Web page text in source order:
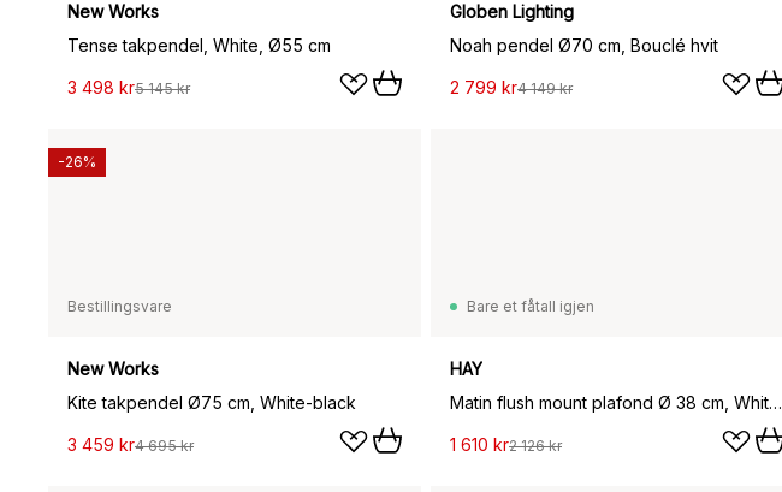
New Works
Tense takpendel, White, Ø55 cm
3 498 kr5 145 kr
Globen Lighting
Noah pendel Ø70 cm, Bouclé hvit
2 799 kr4 149 kr
Bestillingsvare
New Works
Kite takpendel Ø75 cm, White-black
3 459 kr4 695 kr
-26%
Bare et fåtall igjen
HAY
Matin flush mount plafond Ø 38 cm, White shade
1 610 kr2 126 kr